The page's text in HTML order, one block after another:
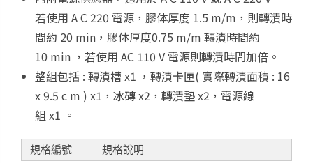
若使用 AC 220 電源，膠体厚度 1.5 m/m ，則轉漬時
間約 20 min ，膠体厚度0.75 m/m 轉漬時間約
10 min ，若使用 AC 110 V 電源則轉漬時間加倍。
整組包括 : 轉漬槽 x1 ，轉漬卡匣( 實際轉漬面積 : 16
x 9.5 c m ) x1 ，冰磚x2 ，轉漬墊x2 ，電源線
組 x1 。
規格編號
規格說明